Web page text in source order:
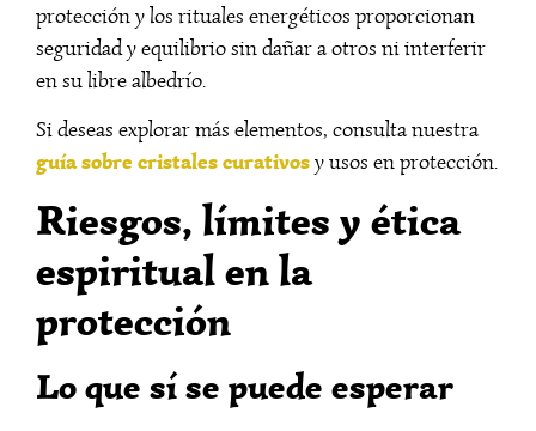
protección y los rituales energéticos proporcionan
seguridad y equilibrio sin dañar a otros ni interferir
en su libre albedrío.
Si deseas explorar más elementos, consulta nuestra
guía sobre cristales curativosy usos en protección.
Riesgos, límites y ética
espiritual en la
protección
Lo que sí se puede esperar